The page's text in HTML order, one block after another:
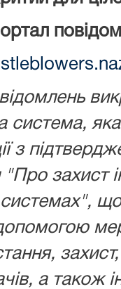
система,
з
"Про захист
системах",
а також